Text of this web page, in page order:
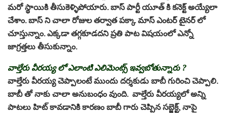
మరో స్థాయికి తీసుకెళ్ళిపోయారు. బాస్ పార్టీ యూత్ కి కనెక్ట్ అయ్యేలా
చేశాం. బాస్ ని చాలా రోజుల తర్వాత పక్కా మాస్ ఎంటర్ టైనర్ లో
చూస్తున్నాం. ఎక్కడా తగ్గకూడదని ప్రతి పాట విషయంలో ఎన్నో
జాగ్రత్తలు తీసుకున్నాం.
వాల్తేరు వీరయ్య లో ఎలాంటి ఎలిమెంట్స్ ఇవ్వబోతున్నారు ?
వాల్తేరు వీరయ్య చెప్పాలంటే ముందు దర్శకుడు బాబీ గురించి చెప్పాలి.
బాబీ తో నాకు చాలా అనుబంధం వుంది. వాల్తేరు వీరయ్యలో అన్ని
పాటలు హిట్ కావడానికి కారణం బాబీ గారు చెప్పిన సబ్జెక్ట్, నాపై